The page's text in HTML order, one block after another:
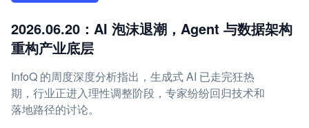
2026.06.20：AI 泡沫退潮，Agent 与数据架构
重构产业底层
InfoQ 的周度深度分析指出，生成式 AI 已走完狂热
期，行业正进入理性调整阶段，专家纷纷回归技术和
落地路径的讨论。